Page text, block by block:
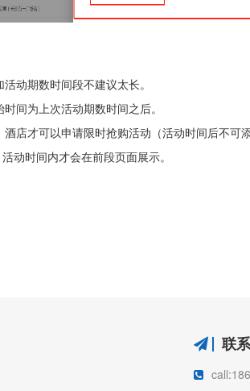
期数时间段不建议太长。
上次活动期数时间之后。
可以申请限时抢购活动（活动时间后不可
间内才会在前段页面展示。
联